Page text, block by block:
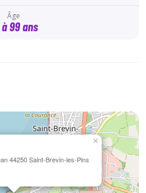
Âge
à 99 ans
44250 Saint-Brevin-les-Pins
×